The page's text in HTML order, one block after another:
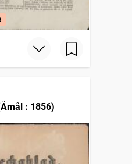
: 1856)